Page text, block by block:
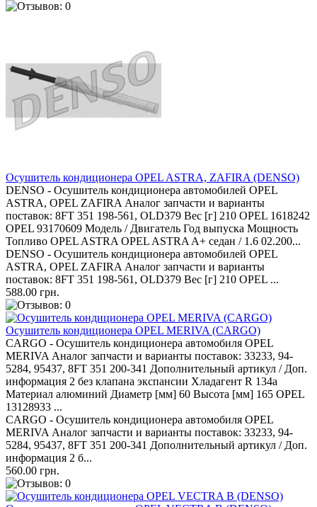
Осушитель кондиционера OPEL ASTRA, ZAFIRA (DENSO)
DENSO - Осушитель кондиционера автомобилей OPEL
ASTRA, OPEL ZAFIRA Аналог запчасти и варианты
поставок: 8FT 351 198-561, OLD379 Вес [г] 210 OPEL 1618242
OPEL 93170609 Модель / Двигатель Год выпуска Мощность
Топливо OPEL ASTRA OPEL ASTRA A+ седан / 1.6 02.200...
DENSO - Осушитель кондиционера автомобилей OPEL
ASTRA, OPEL ZAFIRA Аналог запчасти и варианты
поставок: 8FT 351 198-561, OLD379 Вес [г] 210 OPEL ...
588.00 грн.
Осушитель кондиционера OPEL MERIVA (CARGO)
CARGO - Осушитель кондиционера автомобиля OPEL
MERIVA Аналог запчасти и варианты поставок: 33233, 94-
5284, 95437, 8FT 351 200-341 Дополнительный артикул / Доп.
информация 2 без клапана экспансии Хладагент R 134a
Материал алюминий Диаметр [мм] 60 Высота [мм] 165 OPEL
13128933 ...
CARGO - Осушитель кондиционера автомобиля OPEL
MERIVA Аналог запчасти и варианты поставок: 33233, 94-
5284, 95437, 8FT 351 200-341 Дополнительный артикул / Доп.
информация 2 б...
560.00 грн.